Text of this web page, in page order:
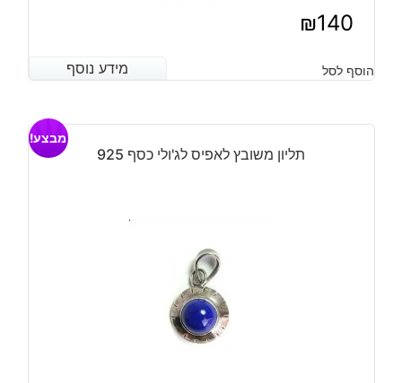
₪140
מידע נוסף הוסף לסל מידע נוסף
תליון משובץ לאפיס לג'ולי כסף 925
מבצע!